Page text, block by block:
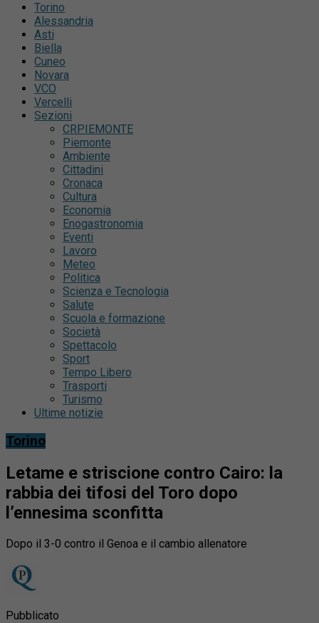
Torino
Alessandria
Asti
Biella
Cuneo
Novara
VCO
Vercelli
Sezioni
CRPIEMONTE
Piemonte
Ambiente
Cittadini
Cronaca
Cultura
Economia
Enogastronomia
Eventi
Lavoro
Meteo
Politica
Scienza e Tecnologia
Salute
Scuola e formazione
Società
Spettacolo
Sport
Tempo Libero
Trasporti
Turismo
Ultime notizie
Torino
Letame e striscione contro Cairo: la
rabbia dei tifosi del Toro dopo
l’ennesima sconfitta
Dopo il 3-0 contro il Genoa e il cambio allenatore
Pubblicato